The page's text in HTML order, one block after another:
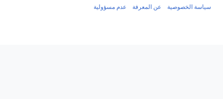
سياسة الخصوصية عن المعرفة عدم مسؤولية